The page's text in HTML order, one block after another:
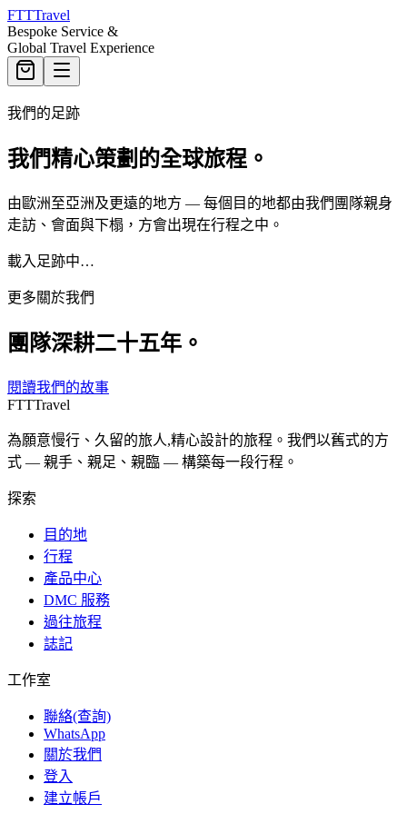
FTTTravel
Bespoke Service &
Global Travel Experience
我們的足跡
我們精心策劃的全球旅程。
由歐洲至亞洲及更遠的地方 — 每個目的地都由我們團隊親身
走訪、會面與下榻，方會出現在行程之中。
載入足跡中…
更多關於我們
團隊深耕二十五年。
閱讀我們的故事
FTTTravel
為願意慢行、久留的旅人,精心設計的旅程。我們以舊式的方
式 — 親手、親足、親臨 — 構築每一段行程。
探索
目的地
行程
產品中心
DMC 服務
過往旅程
誌記
工作室
聯絡(查詢)
WhatsApp
關於我們
登入
建立帳戶